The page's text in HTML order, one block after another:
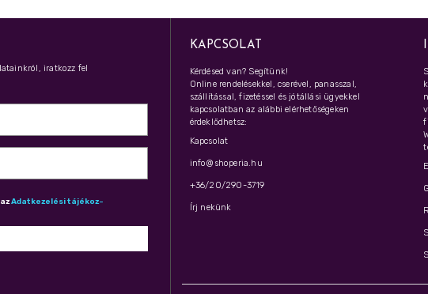
iratkozz fel
Adat­ke­ze­lé­si tá­jé­koz­
KAPCSOLAT
Kérdésed van? Segítünk!
Online rendelésekkel, cserével, panasszal,
szállítással, fizetéssel és jótállási ügyekkel
kapcsolatban az alábbi elérhetőségeken
érdeklődhetsz:
Kapcsolat
info@shoperia.hu
+36/20/290-3719
Írj nekünk